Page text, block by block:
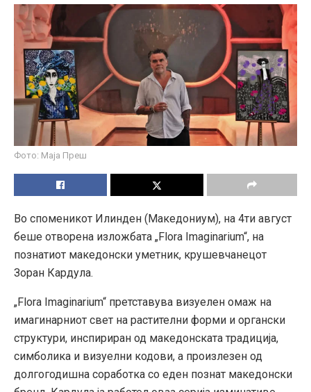
Фото: Маја Преш
Во споменикот Илинден (Македониум), на 4ти август
беше отворена изложбата „Flora Imaginarium“, на
познатиот македонски уметник, крушевчанецот
Зоран Кардула.
„Flora Imaginarium“ претставува визуелен омаж на
имагинарниот свет на растителни форми и органски
структури, инспириран од македонската традиција,
симболика и визуелни кодови, а произлезен од
долгогодишна соработка со еден познат македонски